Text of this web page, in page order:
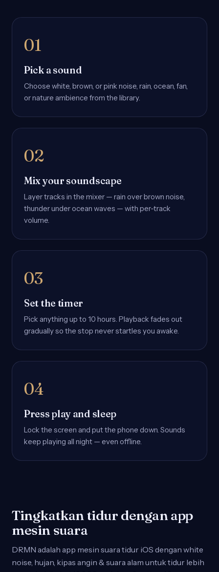
Pick a sound
Choose white, brown, or pink noise, rain, ocean, fan,
or nature ambience from the library.
Mix your soundscape
Layer tracks in the mixer — rain over brown noise,
thunder under ocean waves — with per-track
volume.
Set the timer
Pick anything up to 10 hours. Playback fades out
gradually so the stop never startles you awake.
Press play and sleep
Lock the screen and put the phone down. Sounds
keep playing all night — even offline.
Tingkatkan tidur dengan app
mesin suara
DRMN adalah app mesin suara tidur iOS dengan white
noise, hujan, kipas angin & suara alam untuk tidur lebih